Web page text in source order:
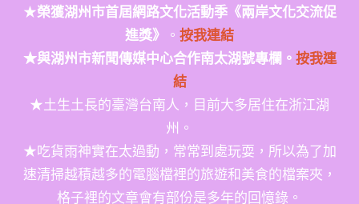
★榮獲湖州市首屆網路文化活動季《兩岸文化交流促
進獎》
。 按我連結
★與湖州市新聞傳媒中心合作南太湖號專欄。 按我連
結
★土生土長的臺灣台南人，目前大多居住在浙江湖
州。
★吃貨雨神實在太過動，常常到處玩耍，所以為了加
速清掃越積越多的電腦檔裡的旅遊和美食的檔案夾，
格子裡的文章會有部份是多年的回憶錄。